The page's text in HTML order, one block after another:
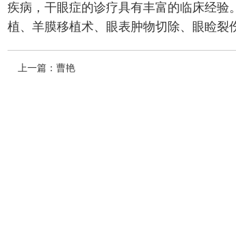
疾病，干眼症的诊疗具有丰富的临床经
植、羊膜移植术、眼表肿物切除、眼睑裂
上一篇： 曹艳